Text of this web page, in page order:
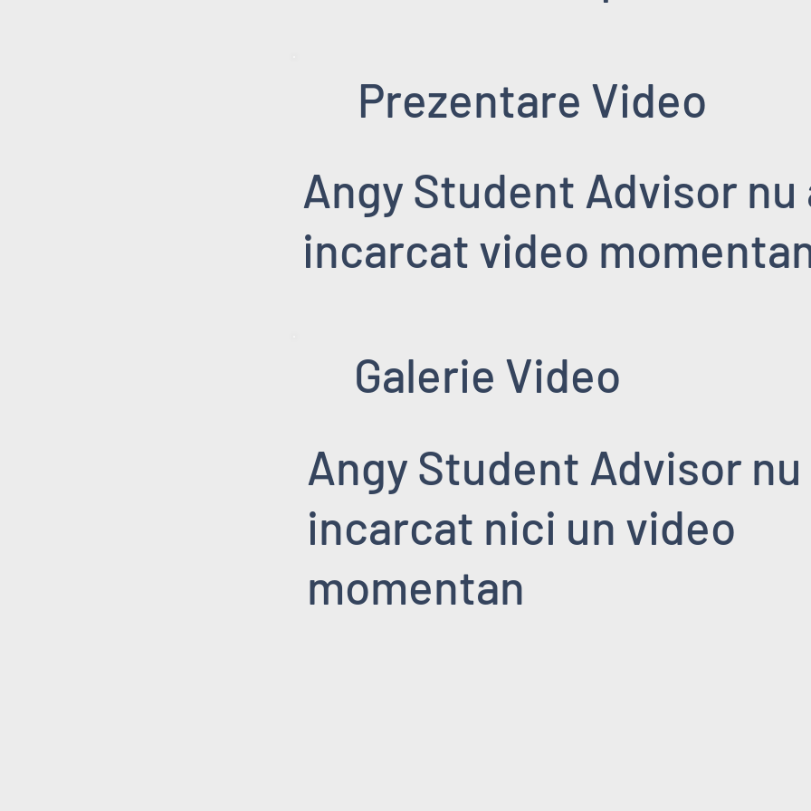
Prezentare Video
Angy Student Advisor nu
incarcat video
Galerie Video
Angy Student Advisor nu
incarcat nici un video
momentan